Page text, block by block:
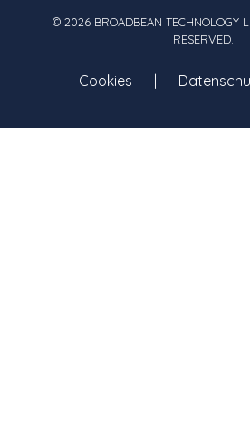
© 2026 BROADBEAN TECHNOLOGY
RESERVED.
Cookies